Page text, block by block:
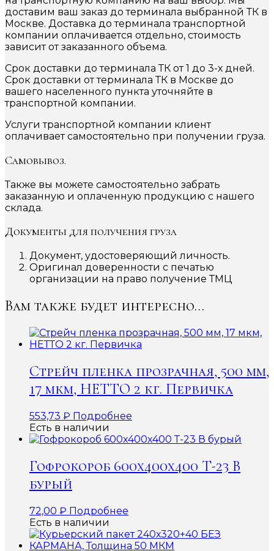
доставим ваш заказ до терминала выбранной ТК в
Москве. Доставка до терминала транспортной
компании оплачивается отдельно, стоимость
зависит от заказанного объема.
Срок доставки до терминала ТК от 1 до 3-х дней.
Срок доставки от терминала ТК в Москве до
вашего населенного пункта уточняйте в
транспортной компании.
Услуги транспортной компании клиент
оплачивает самостоятельно при получении груза.
Самовывоз.
Также вы можете самостоятельно забрать
заказанную и оплаченную продукцию с нашего
склада.
Документы для получения груза
Документ, удостоверяющий личность.
Оригинал доверенности с печатью
организации на право получение ТМЦ
Вам также будет интересно…
Стрейч пленка прозрачная, 500 мм,
17 мкм, НЕТТО 2 кг. Первичка
553,73 ₽ Подробнее
Есть в наличии
Гофрокороб 600x400x400 Т-23 В
бурый
72,00 ₽ Подробнее
Есть в наличии